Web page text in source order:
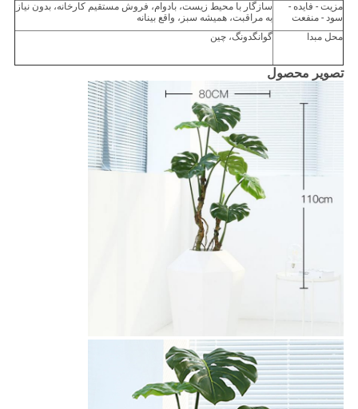
مزیت - فایده -
سود - منفعت
سازگار با محیط زیست، بادوام، فروش مستقیم کارخانه، بدون نیاز
به مراقبت، همیشه سبز، واقع بینانه
محل مبدا
گوانگدونگ، چین
تصویر محصول